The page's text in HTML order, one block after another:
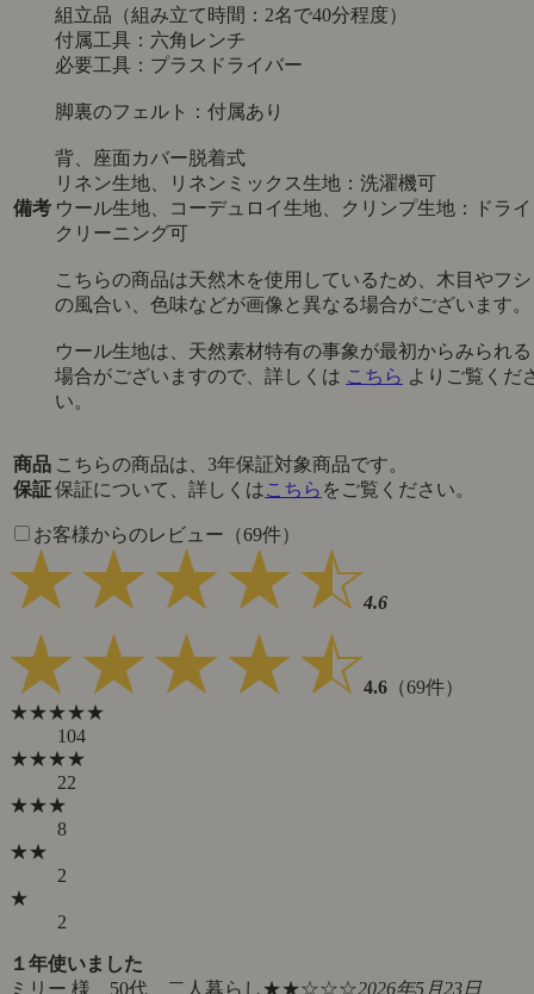
備考
組立品（組み立て時間：2名で40分程度）
付属工具：六角レンチ
必要工具：プラスドライバー
脚裏のフェルト：付属あり
背、座面カバー脱着式
リネン生地、リネンミックス生地：洗濯機可
ウール生地、コーデュロイ生地、クリンプ生地：ドライ
クリーニング可
こちらの商品は天然木を使用しているため、木目やフシ
の風合い、色味などが画像と異なる場合がございます。
ウール生地は、天然素材特有の事象が最初からみられる
場合がございますので、詳しくは こちら よりご覧くだ
い。
商品
保証
こちらの商品は、3年保証対象商品です。
保証について、詳しくはこちら をご覧ください。
お客様からのレビュー（69件）
4.6
4.6 （69件）
★★★★★
104
★★★★
22
★★★
8
★★
2
★
2
１年使いました
ミリー 様 50代 二人暮らし★★☆☆☆2026年5月23日